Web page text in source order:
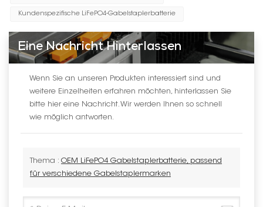
Kundenspezifische LiFePO4-Gabelstaplerbatterie
Eine Nachricht Hinterlassen
Wenn Sie an unseren Produkten interessiert sind und
weitere Einzelheiten erfahren möchten, hinterlassen Sie
bitte hier eine Nachricht. Wir werden Ihnen so schnell
wie möglich antworten.
Thema : OEM LiFePO4 Gabelstaplerbatterie, passend
für verschiedene Gabelstaplermarken